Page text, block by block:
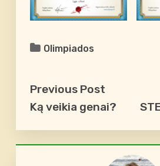
Olimpiados
Previous Post
Ką veikia genai?